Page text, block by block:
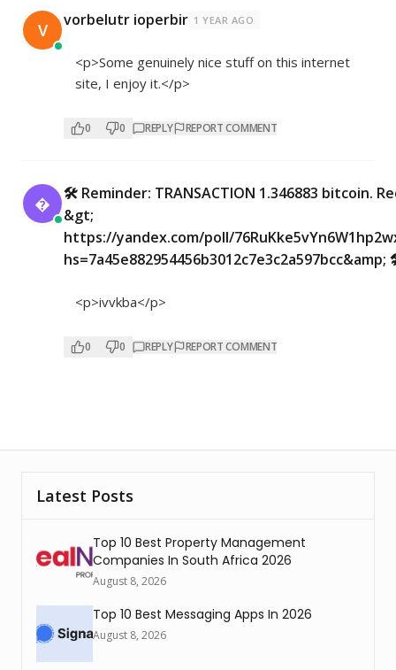
V vorbelutr ioperbir 1 YEAR AGO
<p>Some genuinely nice stuff on this internet
site, I enjoy it.</p>
0 0 REPLY REPORT COMMENT

🛠 Reminder: TRANSACTION 1.346883 bitcoin.
&gt;
https://yandex.com/poll/
hs=7a45e882954456b3012c7e3c2a597bcc&amp;
<p>ivvkba</p>
0 0 REPLY REPORT COMMENT
Latest Posts
Top 10 Best Property Management
Companies In South Africa 2026
August 8, 2026
Top 10 Best Messaging Apps In 2026
August 8, 2026